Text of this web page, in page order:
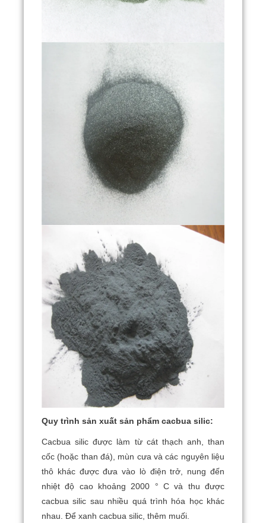
Quy trình sản xuất sản phẩm cacbua silic:
Cacbua silic được làm từ cát thạch anh, than
cốc (hoặc than đá), mùn cưa và các nguyên liệu
thô khác được đưa vào lò điện trở, nung đến
nhiệt độ cao khoảng 2000 ° C và thu được
cacbua silic sau nhiều quá trình hóa học khác
nhau. Để xanh cacbua silic, thêm muối.